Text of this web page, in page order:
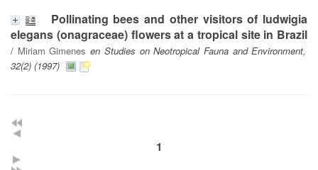
Pollinating bees and other visitors of ludwigia
elegans (onagraceae) flowers at a tropical site in Brazil
/ Miriam Gimenes en Studies on Neotropical Fauna and Environment,
32(2) (1997)
1